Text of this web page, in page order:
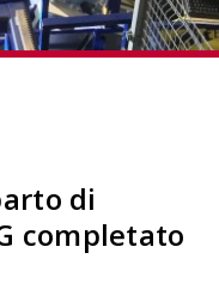
di
completato